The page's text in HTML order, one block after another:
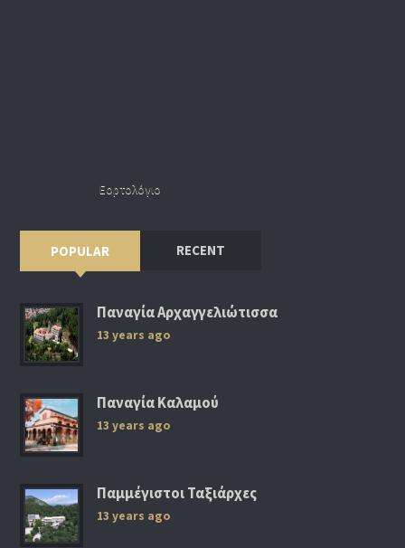
Εορτολόγιο
POPULAR RECENT
Παναγία Αρχαγγελιώτισσα
13 years ago
Παναγία Καλαμού
13 years ago
Παμμέγιστοι Ταξιάρχες
13 years ago